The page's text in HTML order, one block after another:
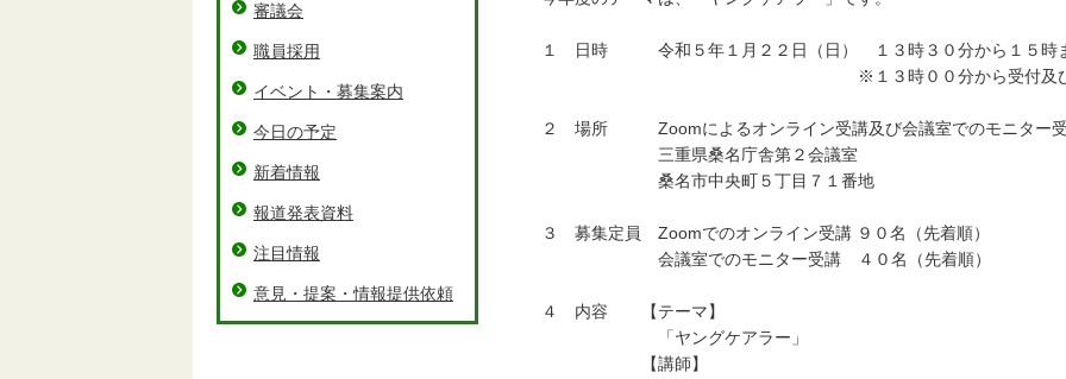
１ 日時 令和５年１月２２日（日） １３時３０分から１５時
※１３時００分から受付及び接続
２ 場所 Zoomによるオンライン受講及び会議室でのモニター
三重県桑名庁舎第２会議室
桑名市中央町５丁目７１番地
３ 募集定員 Zoomでのオンライン受講 ９０名（先着順）
会議室でのモニター受講 ４０名（先着順）
４ 内容 【テーマ】
「ヤングケアラー」
【講師】
審議会
職員採用
イベント・募集案内
今日の予定
新着情報
報道発表資料
注目情報
意見・提案・情報提供依頼